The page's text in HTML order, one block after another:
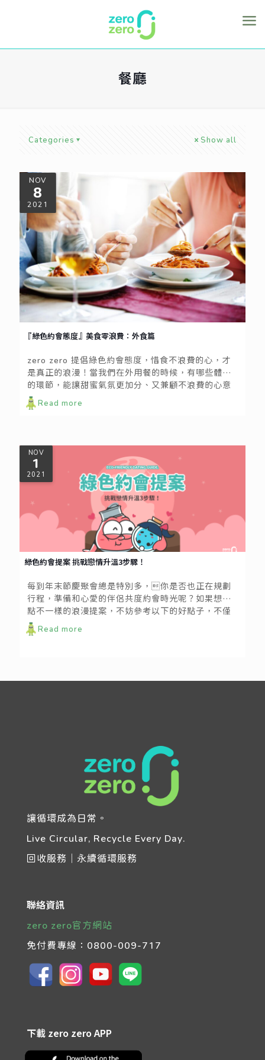
餐廳
Categories Show all
NOV
8
2021
『綠色約會態度』美食零浪費：外食篇
zero zero 提倡綠色約會態度，惜食不浪費的心，才
是真正的浪漫！當我們在外用餐的時候，有哪些體貼
的環節，能讓甜蜜氣氛更加分、又兼顧不浪費的心意
呢？一起來看看以下的綠色約會小撇步：
Read more
NOV
1
2021
綠色約會提案​ 挑戰戀情升溫3步驟！
每到年末節慶聚會總是特別多，你是否也正在規劃
行程，準備和心愛的伴侶共度約會時光呢？如果想來
點不一樣的浪漫提案，不妨參考以下的好點子，不僅
浪漫，更兼具體貼地球的心；讓兩人的甜蜜時光，和
永續相連相存！
Read more
讓循環成為日常。
Live Circular, Recycle Every Day.
回收服務｜永續循環服務
聯絡資訊
zero zero官方網站
免付費專線： 0800-009-717
下載 zero zero APP